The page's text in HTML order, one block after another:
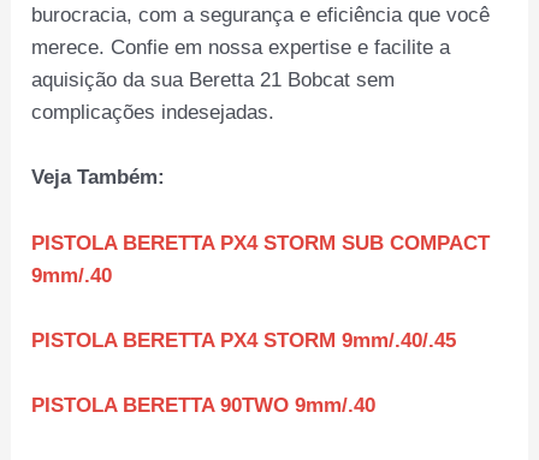
burocracia, com a segurança e eficiência que você
merece. Confie em nossa expertise e facilite a
aquisição da sua Beretta 21 Bobcat sem
complicações indesejadas.
Veja Também:
PISTOLA BERETTA PX4 STORM SUB COMPACT
9mm/.40
PISTOLA BERETTA PX4 STORM 9mm/.40/.45
PISTOLA BERETTA 90TWO 9mm/.40